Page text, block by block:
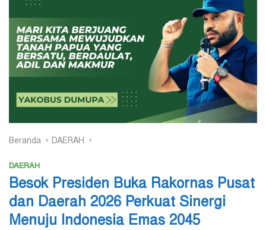
Beranda DAERAH
DAERAH
Besok Presiden Buka Rakornas Pusat
dan Daerah 2026 Perkuat Sinergi
Menuju Indonesia Emas 2045